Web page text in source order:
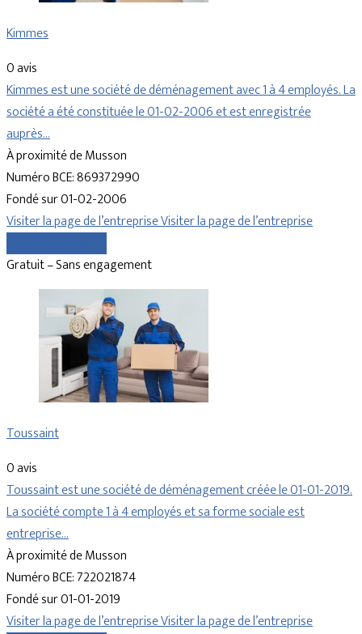
Kimmes
0 avis
Kimmes est une société de déménagement avec 1 à 4 employés. La
société a été constituée le 01-02-2006 et est enregistrée
auprès…
À proximité de Musson
Numéro BCE: 869372990
Fondé sur 01-02-2006
Visiter la page de l’entrepriseVisiter la page de l’entreprise
Gratuit – Sans engagement
Toussaint
0 avis
Toussaint est une société de déménagement créée le 01-01-2019.
La société compte 1 à 4 employés et sa forme sociale est
entreprise…
À proximité de Musson
Numéro BCE: 722021874
Fondé sur 01-01-2019
Visiter la page de l’entrepriseVisiter la page de l’entreprise